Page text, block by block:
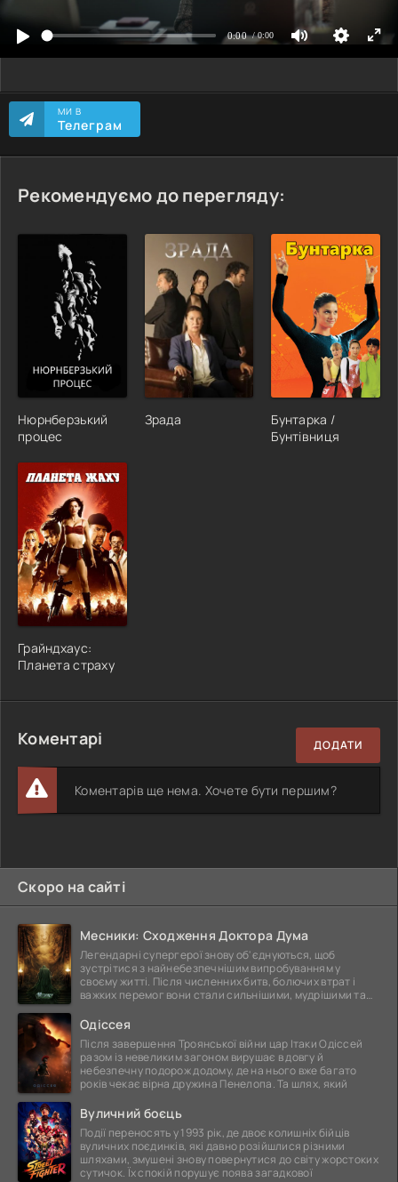
МИ В
Телеграм
Рекомендуємо до перегляду:
Нюрнберзький
процес
Зрада
Бунтарка /
Бунтівниця
Грайндхаус:
Планета страху
Коментарі ДОДАТИ
Коментарів ще нема. Хочете бути першим?
Скоро на сайті
Месники: Сходження Доктора Дума
Легендарні супергерої знову об'єднуються, щоб
зустрітися з найнебезпечнішим випробуванням у
своєму житті. Після численних битв, болючих втрат і
важких перемог вони стали сильнішими, мудрішими та
Одіссея
Після завершення Троянської війни цар Ітаки Одіссей
разом із невеликим загоном вирушає в довгу й
небезпечну подорож додому, де на нього вже багато
років чекає вірна дружина Пенелопа. Та шлях, який
Вуличний боєць
Події переносять у 1993 рік, де двоє колишніх бійців
вуличних поєдинків, які давно розійшлися різними
шляхами, змушені знову повернутися до світу жорстоких
сутичок. Їх спокій порушує поява загадкової